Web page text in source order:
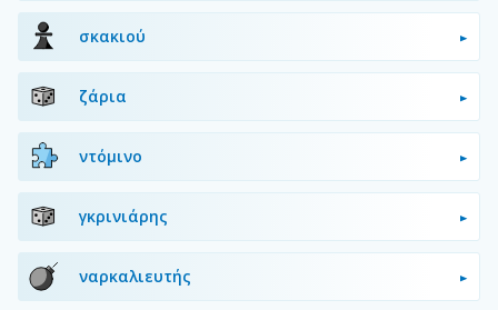
σκακιού
ζάρια
ντόμινο
γκρινιάρης
ναρκαλιευτής